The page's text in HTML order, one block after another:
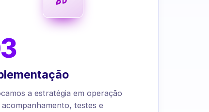
a estratégia em operação
testes e